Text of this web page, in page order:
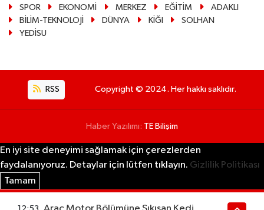
SPOR
EKONOMİ MERKEZ EĞİTİM
ADAKLI
BİLİM-TEKNOLOJİ
DÜNYA KİĞI
SOLHAN
YEDİSU
RSS Copyright © 2024. Her hakkı saklıdır.
Haber Yazılımı: TE Bilişim
En iyi site deneyimi sağlamak için çerezlerden
faydalanıyoruz. Detaylar için lütfen tıklayın. Gizlilik Politikası
Tamam
12:53